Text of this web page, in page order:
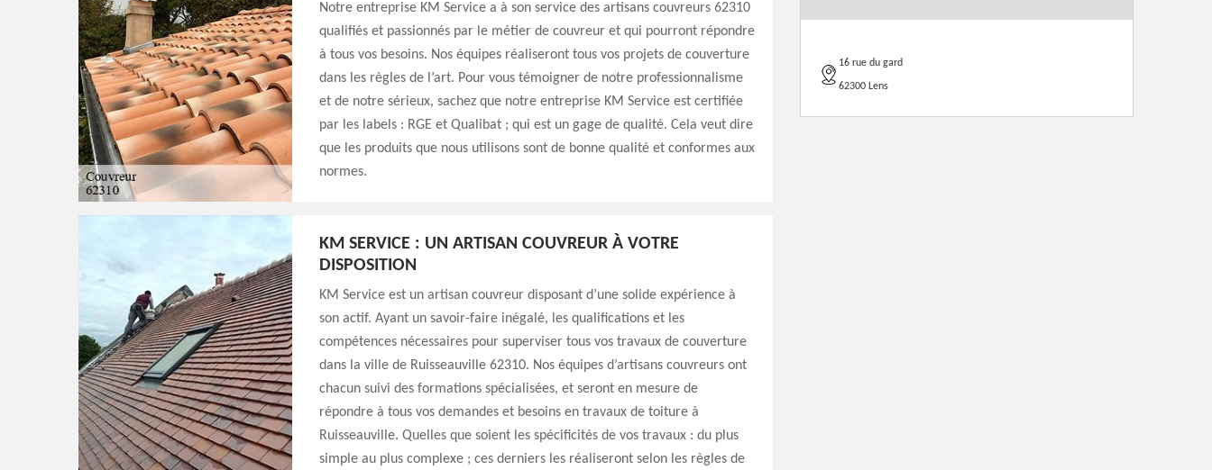
Notre entreprise KM Service a à son service des artisans couvreurs 62310
qualifiés et passionnés par le métier de couvreur et qui pourront répondre
à tous vos besoins. Nos équipes réaliseront tous vos projets de couverture
dans les règles de l’art. Pour vous témoigner de notre professionnalisme
et de notre sérieux, sachez que notre entreprise KM Service est certifiée
par les labels : RGE et Qualibat ; qui est un gage de qualité. Cela veut dire
que les produits que nous utilisons sont de bonne qualité et conformes aux
normes.
KM SERVICE : UN ARTISAN COUVREUR À VOTRE
DISPOSITION
KM Service est un artisan couvreur disposant d’une solide expérience à
son actif. Ayant un savoir-faire inégalé, les qualifications et les
compétences nécessaires pour superviser tous vos travaux de couverture
dans la ville de Ruisseauville 62310. Nos équipes d’artisans couvreurs ont
chacun suivi des formations spécialisées, et seront en mesure de
répondre à tous vos demandes et besoins en travaux de toiture à
Ruisseauville. Quelles que soient les spécificités de vos travaux : du plus
simple au plus complexe ; ces derniers les réaliseront selon les règles de
16 rue du gard
62300 Lens